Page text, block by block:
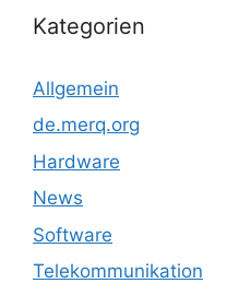
Kategorien
Allgemein
de.merq.org
Hardware
News
Software
Telekommunikation